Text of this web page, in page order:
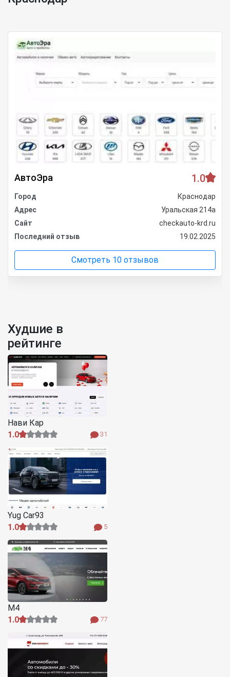
АвтоЭра 1.0
Город
Краснодар
Адрес
Уральская 214а
Сайт
checkauto-krd.ru
Последний отзыв
19.02.2025
Смотреть 10 отзывов
Худшие в
рейтинге
Нави Кар
1.0
31
Yug Car93
1.0
5
М4
1.0
77